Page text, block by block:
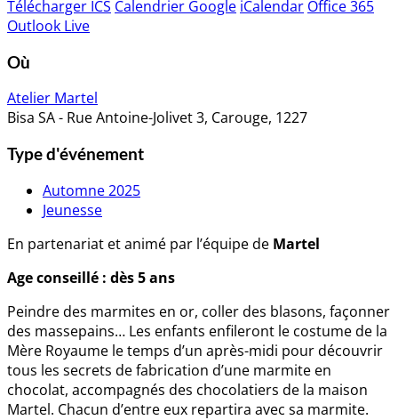
Télécharger ICS Calendrier Google iCalendar Office 365
Outlook Live
Où
Atelier Martel
Bisa SA - Rue Antoine-Jolivet 3, Carouge, 1227
Type d'événement
Automne 2025
Jeunesse
En partenariat et animé par l’équipe de Martel
Age conseillé : dès 5 ans
Peindre des marmites en or, coller des blasons, façonner
des massepains… Les enfants enfileront le costume de la
Mère Royaume le temps d’un après-midi pour découvrir
tous les secrets de fabrication d’une marmite en
chocolat, accompagnés des chocolatiers de la maison
Martel. Chacun d’entre eux repartira avec sa marmite.